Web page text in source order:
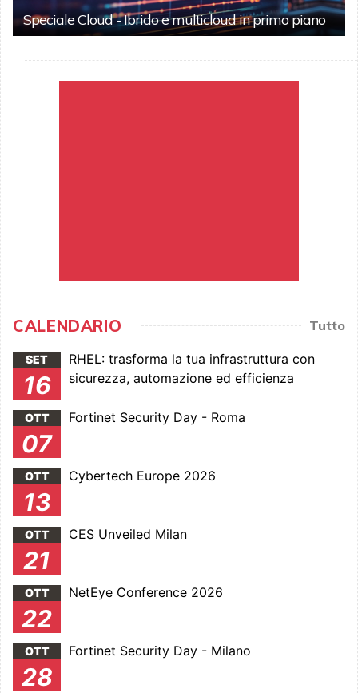
Speciale Cloud - Ibrido e multicloud in primo piano
CALENDARIO Tutto
SET
16
RHEL: trasforma la tua infrastruttura con
sicurezza, automazione ed efficienza
OTT
07
Fortinet Security Day - Roma
OTT
13
Cybertech Europe 2026
OTT
21
CES Unveiled Milan
OTT
22
NetEye Conference 2026
OTT
28
Fortinet Security Day - Milano